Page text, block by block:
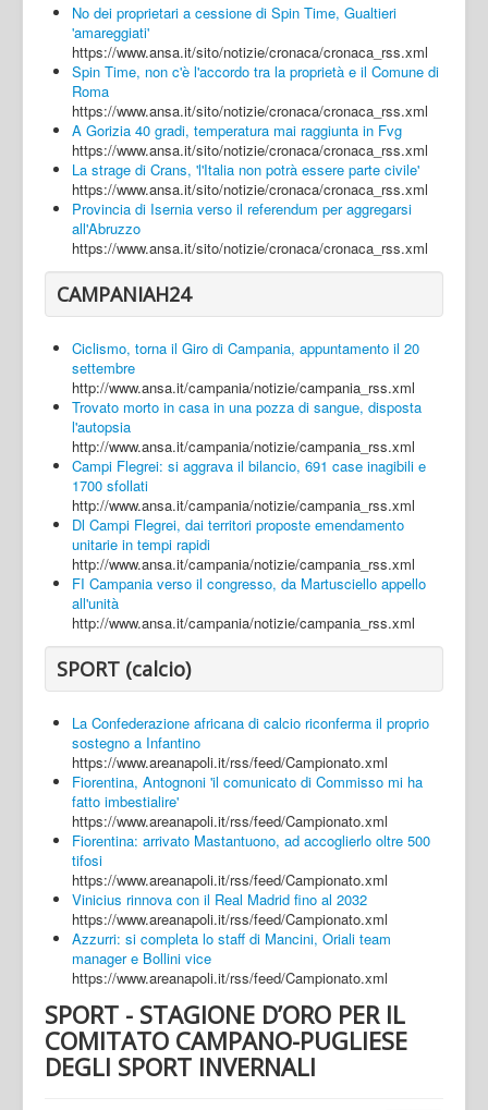
Napoli
Salerno
Login
No dei proprietari a cessione di Spin Time, Gualtieri
'amareggiati'
https://www.ansa.it/sito/notizie/cronaca/cronaca_rss.xml
Spin Time, non c'è l'accordo tra la proprietà e il Comune di
Roma
https://www.ansa.it/sito/notizie/cronaca/cronaca_rss.xml
A Gorizia 40 gradi, temperatura mai raggiunta in Fvg
https://www.ansa.it/sito/notizie/cronaca/cronaca_rss.xml
La strage di Crans, 'l'Italia non potrà essere parte civile'
https://www.ansa.it/sito/notizie/cronaca/cronaca_rss.xml
Provincia di Isernia verso il referendum per aggregarsi
all'Abruzzo
https://www.ansa.it/sito/notizie/cronaca/cronaca_rss.xml
CAMPANIAH24
Ciclismo, torna il Giro di Campania, appuntamento il 20
settembre
http://www.ansa.it/campania/notizie/campania_rss.xml
Trovato morto in casa in una pozza di sangue, disposta
l'autopsia
http://www.ansa.it/campania/notizie/campania_rss.xml
Campi Flegrei: si aggrava il bilancio, 691 case inagibili e
1700 sfollati
http://www.ansa.it/campania/notizie/campania_rss.xml
Dl Campi Flegrei, dai territori proposte emendamento
unitarie in tempi rapidi
http://www.ansa.it/campania/notizie/campania_rss.xml
FI Campania verso il congresso, da Martusciello appello
all'unità
http://www.ansa.it/campania/notizie/campania_rss.xml
SPORT (calcio)
La Confederazione africana di calcio riconferma il proprio
sostegno a Infantino
https://www.areanapoli.it/rss/feed/Campionato.xml
Fiorentina, Antognoni 'il comunicato di Commisso mi ha
fatto imbestialire'
https://www.areanapoli.it/rss/feed/Campionato.xml
Fiorentina: arrivato Mastantuono, ad accoglierlo oltre 500
tifosi
https://www.areanapoli.it/rss/feed/Campionato.xml
Vinicius rinnova con il Real Madrid fino al 2032
https://www.areanapoli.it/rss/feed/Campionato.xml
Azzurri: si completa lo staff di Mancini, Oriali team
manager e Bollini vice
https://www.areanapoli.it/rss/feed/Campionato.xml
SPORT - STAGIONE D’ORO PER IL
COMITATO CAMPANO-PUGLIESE
DEGLI SPORT INVERNALI